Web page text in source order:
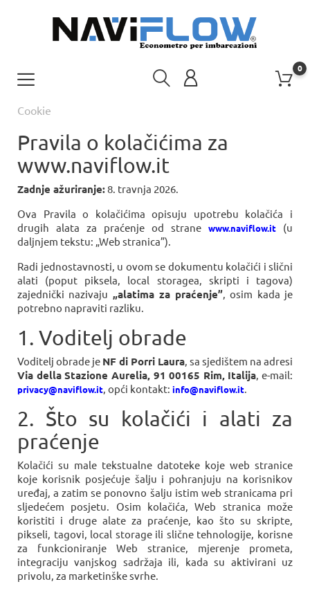
0
Cookie
Pravila o kolačićima za
www.naviflow.it
Zadnje ažuriranje: 8. travnja 2026.
Ova Pravila o kolačićima opisuju upotrebu kolačića i
drugih alata za praćenje od strane
www.naviflow.it
(u
daljnjem tekstu: „Web stranica”).
Radi jednostavnosti, u ovom se dokumentu kolačići i slični
alati (poput piksela, local storagea, skripti i tagova)
zajednički nazivaju „alatima za praćenje”, osim kada je
potrebno napraviti razliku.
1. Voditelj obrade
Voditelj obrade je NF di Porri Laura, sa sjedištem na adresi
Via della Stazione Aurelia, 91 00165 Rim, Italija, e-mail:
privacy@naviflow.it, opći kontakt: info@naviflow.it.
2. Što su kolačići i alati za
praćenje
Kolačići su male tekstualne datoteke koje web stranice
koje korisnik posjećuje šalju i pohranjuju na korisnikov
uređaj, a zatim se ponovno šalju istim web stranicama pri
sljedećem posjetu. Osim kolačića, Web stranica može
koristiti i druge alate za praćenje, kao što su skripte,
pikseli, tagovi, local storage ili slične tehnologije, korisne
za funkcioniranje Web stranice, mjerenje prometa,
integraciju vanjskog sadržaja ili, kada su aktivirani uz
privolu, za marketinške svrhe.